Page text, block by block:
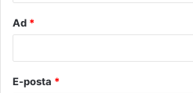
Ad *
E-posta *